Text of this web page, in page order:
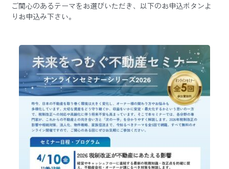
ご関心のあるテーマをお選びいただき、以下のお申込ボタンよ
りお申込み下さい。